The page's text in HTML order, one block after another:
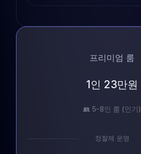
프리미엄 룸
1인 23만원
5-8인 룸 (인기)
정찰제 운영